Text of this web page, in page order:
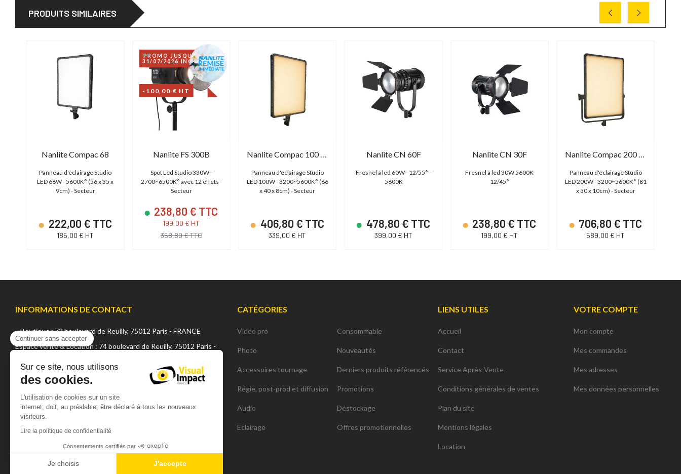
PRODUITS SIMILAIRES
Nanlite Compac 68
Panneau d'éclairage Studio
LED 68W - 5600K° (56 x 35 x
9cm) - Secteur
222,00 € TTC
185,00 € HT
PROMO JUSQU'AU
31/07/2026 INCLUS
-100,00 € HT
Nanlite FS 300B
Spot Led Studio 330W -
2700~6500K° avec 12 effets -
Secteur
238,80 € TTC
199,00 € HT
358,80 € TTC
Panneau d'éclairage Studio
LED 100W - 3200~5600K° (66
x 40 x 8cm) - Secteur
406,80 € TTC
339,00 € HT
Nanlite CN 60F
Fresnel à led 60W - 12/55° -
5600K
478,80 € TTC
399,00 € HT
Nanlite CN 30F
Fresnel à led 30W 5600K
12/45°
238,80 € TTC
199,00 € HT
Panneau d'éclairage Studio
LED 200W - 3200~5600K° (81
x 50 x 10cm) - Secteur
706,80 € TTC
589,00 € HT
INFORMATIONS DE CONTACT
Boutique : 72 boulevard de Reuilly, 75012 Paris - FRANCE
Espace vente & Location : 74 boulevard de Reuilly, 75012 Paris -
+33 (0) 1 42 22 02 05
sales@visualsfrance.com
Matin : de 10h à 12h15 (sauf vendredi 12h)
CATÉGORIES
Vidéo pro
Photo
Accessoires tournage
Régie, post-prod et diffusion
Audio
Eclairage
Consommable
Nouveautés
Derniers produits référencés
Promotions
Déstockage
Offres promotionnelles
LIENS UTILES
Accueil
Contact
Service Après-Vente
Conditions générales de ventes
Plan du site
Mentions légales
Location
VOTRE COMPTE
Mon compte
Mes commandes
Mes adresses
Mes données personnelles
Continuer sans accepter
Sur ce site, nous utilisons
des cookies.
L'utilisation de cookies sur un site
internet, doit, au préalable, être déclaré à tous les nouveaux
visiteurs.
Lire la politique de confidentialité
Consentements certifiés par
Je choisis J'accepte